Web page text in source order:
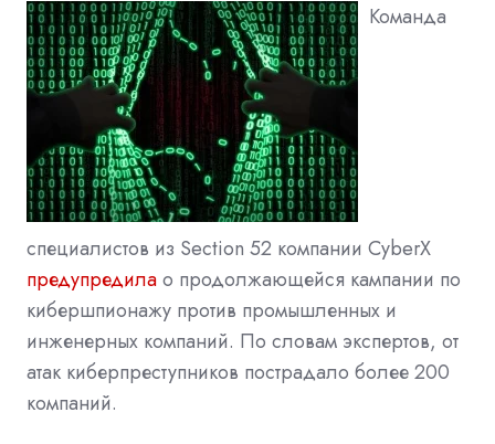
Команда
специалистов из Section 52 компании CyberX
предупредилао продолжающейся кампании по
кибершпионажу против промышленных и
инженерных компаний. По словам экспертов, от
атак киберпреступников пострадало более 200
компаний.